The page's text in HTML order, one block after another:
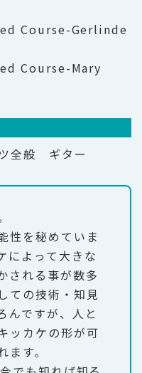
Course-Gerlinde
Course-Mary
全般 ギター
性を秘めていま
によって大きな
される事が数多
ての技術・知見
んですが、人と
ッカケの形が可
す。